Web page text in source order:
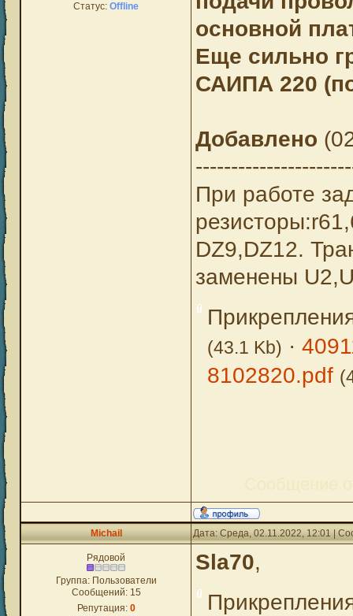
Статус: Offline
основной
Еще сильно
САИПА 220
Добавлено
При работе
DZ9,DZ12.
заменены
(43.1 Kb) ·
8102820.pdf
Michail Дата: Среда, 02.11.2022, 12:01 |
Рядовой
Группа: Пользователи
Сообщений: 15
Репутация: 0
Sla70,